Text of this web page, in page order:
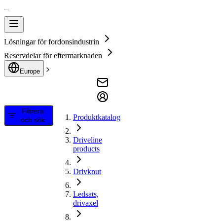
Lösningar för fordonsindustrin
Reservdelar för eftermarknaden
Europe
Filtrera
och sök
Produktkatalog
Driveline
products
Drivknut
Ledsats,
drivaxel